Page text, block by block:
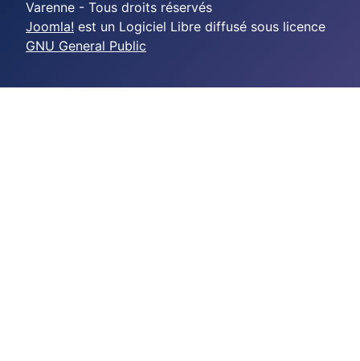
Varenne - Tous droits réservés
Joomla! est un Logiciel Libre diffusé sous licence
GNU General Public